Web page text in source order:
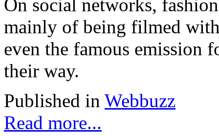
On social networks,
mainly of being filmed
even the famous emission
their way.
Published in Webbuzz
Read more...